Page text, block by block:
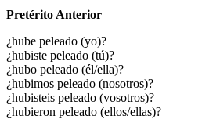
Pretérito Anterior
¿hube peleado (yo)?
¿hubiste peleado (tú)?
¿hubo peleado (él/ella)?
¿hubimos peleado (nosotros)?
¿hubisteis peleado (vosotros)?
¿hubieron peleado (ellos/ellas)?